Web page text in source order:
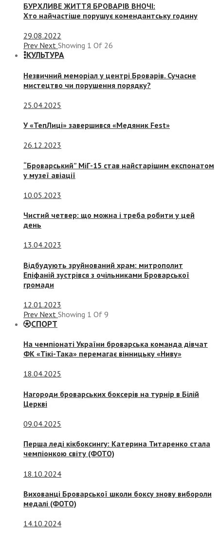
БУРХЛИВЕ ЖИТТЯ БРОВАРІВ ВНОЧІ:
Хто найчастіше порушує комендантську годину
29.08.2022
Prev Next Showing 1 Of 26
КУЛЬТУРА
Незвичний меморіал у центрі Броварів. Сучасне
мистецтво чи порушення порядку?
25.04.2025
У «ТепЛиці» завершився «Медяник Fest»
26.12.2023
“Броварський” МіГ-15 став найстарішим експонатом
у музеї авіації
10.05.2023
Чистий четвер: що можна і треба робити у цей
день
13.04.2023
Відбудують зруйнований храм: митрополит
Епіфаній зустрівся з очільниками Броварської
громади
12.01.2023
Prev Next Showing 1 Of 9
СПОРТ
На чемпіонаті України броварська команда дівчат
ФК «Тікі-Така» перемагає вінницьку «Ниву»
18.04.2025
Нагороди броварських боксерів на турнір в Білій
Церкві
09.04.2025
Перша леді кікбоксингу: Катерина Титаренко стала
чемпіонкою світу (ФОТО)
18.10.2024
Вихованці Броварської школи боксу знову вибороли
медалі (ФОТО)
14.10.2024